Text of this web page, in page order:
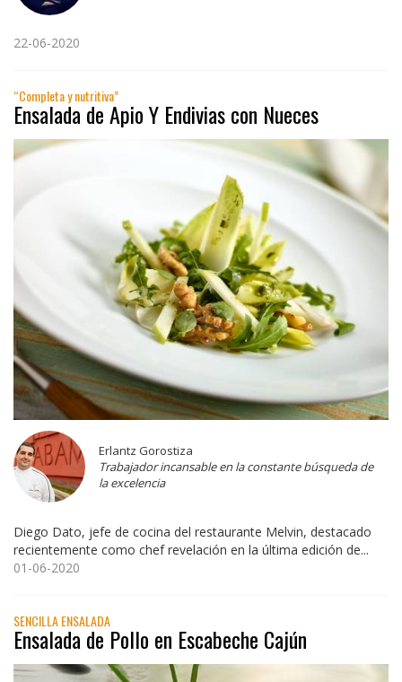
22-06-2020
“Completa y nutritiva”
Ensalada de Apio Y Endivias con Nueces
Erlantz Gorostiza
Trabajador incansable en la constante búsqueda de
la excelencia
Diego Dato, jefe de cocina del restaurante Melvin, destacado
recientemente como chef revelación en la última edición de...
01-06-2020
SENCILLA ENSALADA
Ensalada de Pollo en Escabeche Cajún